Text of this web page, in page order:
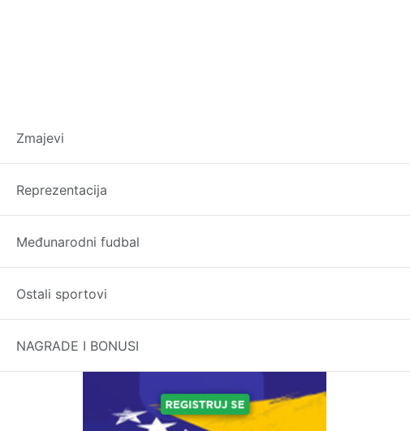
Zmajevi
Reprezentacija
Međunarodni fudbal
Ostali sportovi
NAGRADE I BONUSI
šta za reći